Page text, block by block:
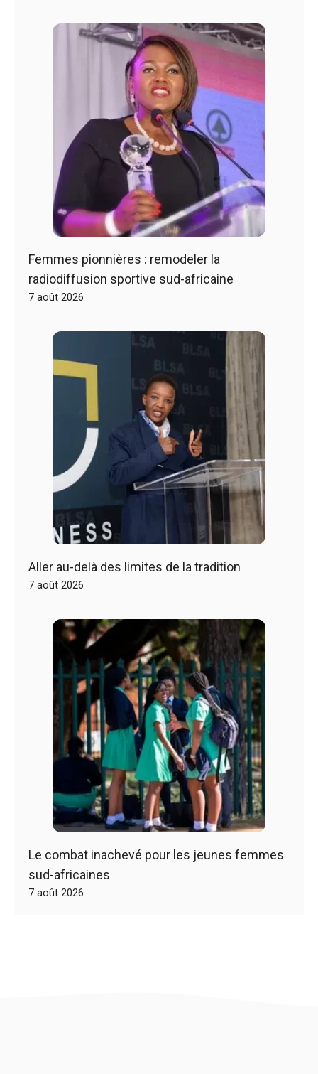
Femmes pionnières : remodeler la
radiodiffusion sportive sud-africaine
7 août 2026
Aller au-delà des limites de la tradition
7 août 2026
Le combat inachevé pour les jeunes femmes
sud-africaines
7 août 2026